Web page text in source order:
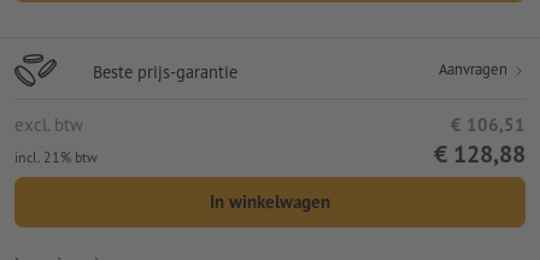
Beste prijs-garantie Aanvragen
excl. btw € 106,51
incl. 21% btw € 128,88
In winkelwagen